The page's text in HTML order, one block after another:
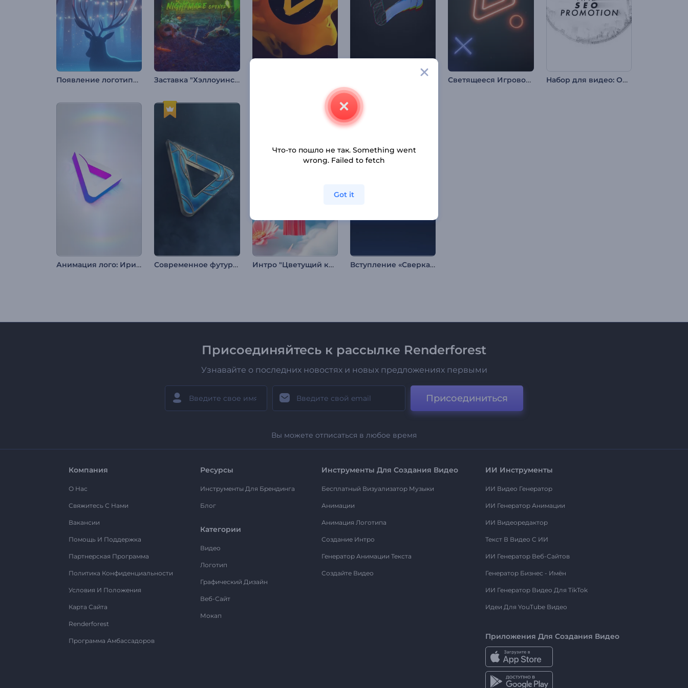
Появление логотипа с рождественским оленем Заставка "Хэллоуинский кошмар" Светящееся Игровое Интро Набор для видео: Онлайн-маркетинг и SEO
Анимация лого: Иридисцентный минимализм Современное футуристическое интро Интро "Цветущий китайский Новый год" Вступление «Сверкающая бабочка»
Присоединяйтесь к рассылке Renderforest
Узнавайте о последних новостях и новых предложениях первыми
Присоединиться
Вы можете отписаться в любое время
Компания
О Нас
Свяжитесь С Нами
Вакансии
Помощь И Поддержка
Партнерская Программа
Политика Конфиденциальности
Условия И Положения
Карта Сайта
Renderforest
Программа Амбассадоров
Ресурсы
Инструменты Для Брендинга
Блог
Категории
Видео
Логотип
Графический Дизайн
Веб-Сайт
Мокап
Инструменты Для Создания Видео
Бесплатный Визуализатор Музыки
Анимации
Анимация Логотипа
Создание Интро
Генератор Анимации Текста
Создайте Видео
ИИ Инструменты
ИИ Видео Генератор
ИИ Генератор Анимации
ИИ Видеоредактор
Текст В Видео С ИИ
ИИ Генератор Веб-Сайтов
Генератор Бизнес - Имён
ИИ Генератор Видео Для TikTok
Идеи Для YouTube Видео
Приложения Для Создания Видео
Что-то пошло не так. Something went
wrong. Failed to fetch
Got it